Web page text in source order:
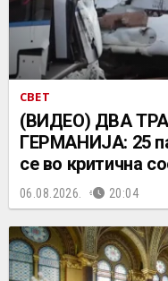
СВЕТ
(ВИДЕО) ДВА
ГЕРМАНИЈА: 25
се во критична
06.08.2026. 20:04